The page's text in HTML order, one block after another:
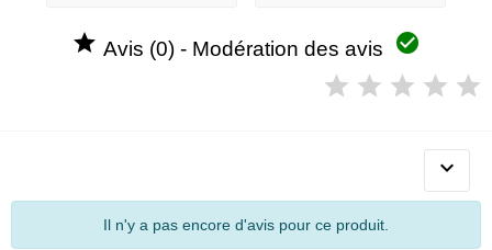
 Avis (0) - Modération des avis 

Il n'y a pas encore d'avis pour ce produit.